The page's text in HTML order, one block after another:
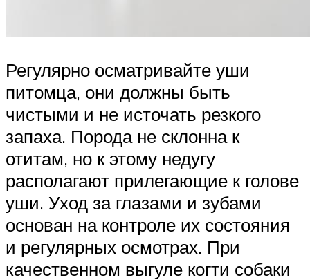
Регулярно осматривайте уши
питомца, они должны быть
чистыми и не источать резкого
запаха. Порода не склонна к
отитам, но к этому недугу
располагают прилегающие к голове
уши. Уход за глазами и зубами
основан на контроле их состояния
и регулярных осмотрах. При
качественном выгуле когти собаки